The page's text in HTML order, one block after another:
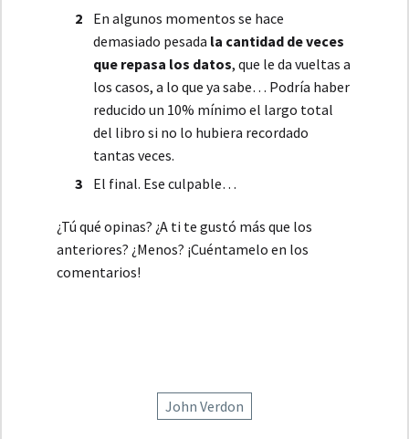
En algunos momentos se hace
demasiado pesada la cantidad de veces
que repasa los datos, que le da vueltas a
los casos, a lo que ya sabe… Podría haber
reducido un 10% mínimo el largo total
del libro si no lo hubiera recordado
tantas veces.
El final. Ese culpable…
¿Tú qué opinas? ¿A ti te gustó más que los
anteriores? ¿Menos? ¡Cuéntamelo en los
comentarios!
John Verdon